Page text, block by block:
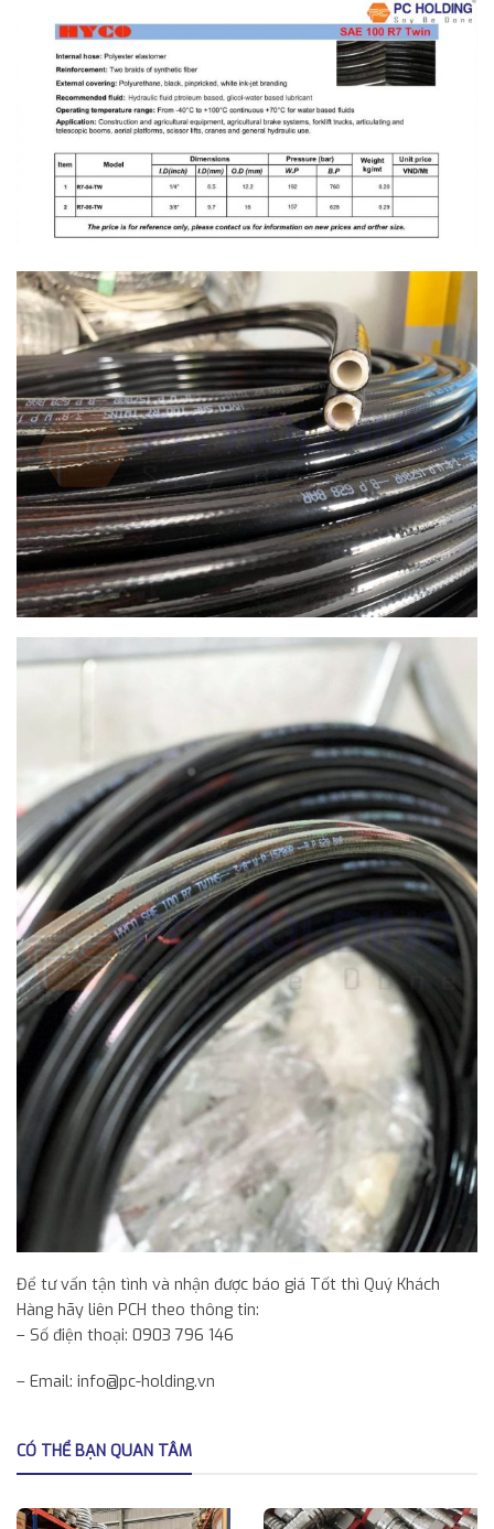
Để tư vấn tận tình và nhận được báo giá Tốt thì Quý Khách
Hàng hãy liên PCH theo thông tin:
– Số điện thoại: 0903 796 146
– Email: info@pc-holding.vn
CÓ THỂ BẠN QUAN TÂM